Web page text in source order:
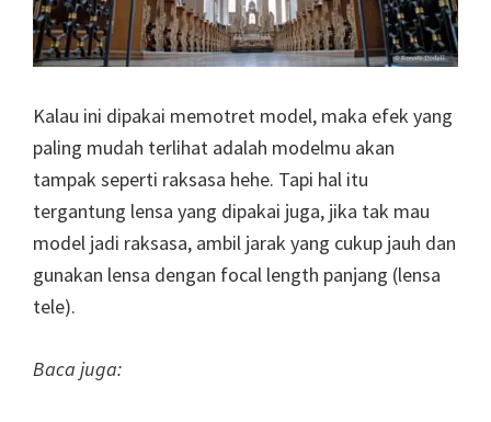
Kalau ini dipakai memotret model, maka efek yang
paling mudah terlihat adalah modelmu akan
tampak seperti raksasa hehe. Tapi hal itu
tergantung lensa yang dipakai juga, jika tak mau
model jadi raksasa, ambil jarak yang cukup jauh dan
gunakan lensa dengan focal length panjang (lensa
tele).
Baca juga: